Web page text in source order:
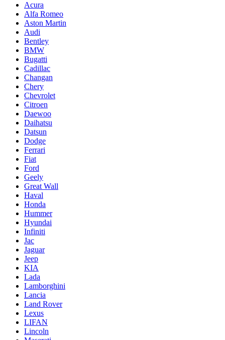
Acura
Alfa Romeo
Aston Martin
Audi
Bentley
BMW
Bugatti
Cadillac
Changan
Chery
Chevrolet
Citroen
Daewoo
Daihatsu
Datsun
Dodge
Ferrari
Fiat
Ford
Geely
Great Wall
Haval
Honda
Hummer
Hyundai
Infiniti
Jac
Jaguar
Jeep
KIA
Lada
Lamborghini
Lancia
Land Rover
Lexus
LIFAN
Lincoln